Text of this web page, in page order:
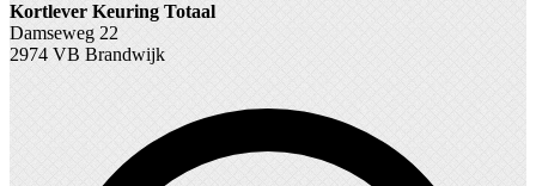
Kortlever Keuring Totaal
Damseweg 22
2974 VB Brandwijk